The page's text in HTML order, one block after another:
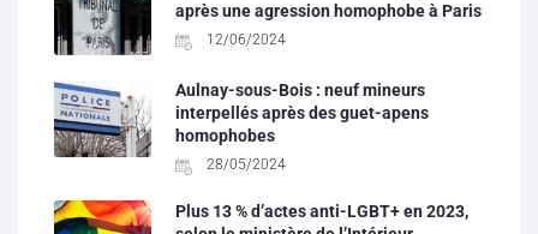
après une agression homophobe à Paris
12/06/2024
Aulnay-sous-Bois : neuf mineurs
interpellés après des guet-apens
homophobes
28/05/2024
Plus 13 % d’actes anti-LGBT+ en 2023,